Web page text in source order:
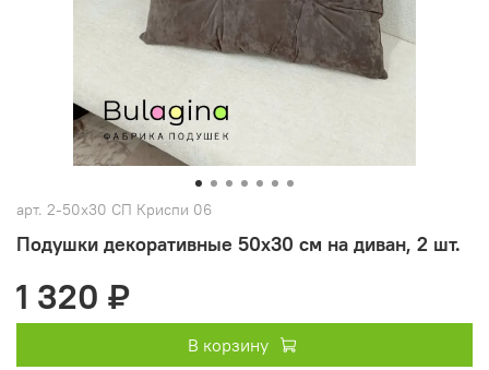
арт. 2-50х30 СП Криспи 06
Подушки декоративные 50х30 см на диван, 2 шт.
1 320 ₽
В корзину